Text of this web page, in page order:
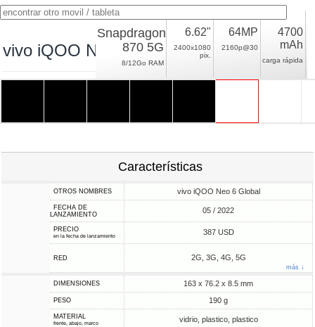
vivo iQOO Neo 6
Snapdragon
870 5G
8/12Go RAM
6.62"
2400x1080
pix.
64MP
2160p@30
4700
mAh
carga rápida
Características
OTROS NOMBRES vivo iQOO Neo 6 Global
FECHA DE
LANZAMIENTO
05 / 2022
PRECIO
en la fecha de lanzamiento 387 USD
RED 2G, 3G, 4G, 5G
más ↓
DIMENSIONES 163 x 76.2 x 8.5 mm
PESO 190 g
MATERIAL
frente, abajo, marco vidrio, plastico, plastico